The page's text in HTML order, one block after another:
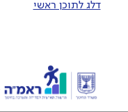
דלג לתוכן ראשי